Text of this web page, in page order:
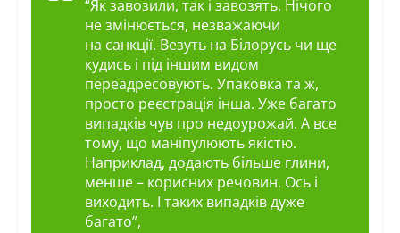
“Як завозили, так і завозять. Нічого
не змінюється, незважаючи
на санкції. Везуть на Білорусь чи ще
кудись і під іншим видом
переадресовують. Упаковка та ж,
просто реєстрація інша. Уже багато
випадків чув про недоурожай. А все
тому, що маніпулюють якістю.
Наприклад, додають більше глини,
менше – корисних речовин. Ось і
виходить. І таких випадків дуже
багато”,